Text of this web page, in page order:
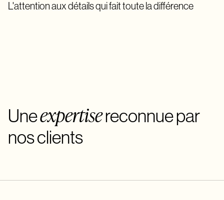
L'attention aux détails qui fait toute la différence
Uneexpertisereconnue par
nos clients